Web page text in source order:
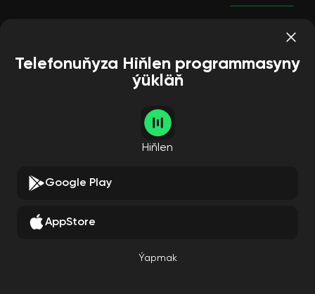
Telefonuňyza Hiňlen programmasyny
ýükläň
Hiňlen
Google Play
AppStore
Ýapmak